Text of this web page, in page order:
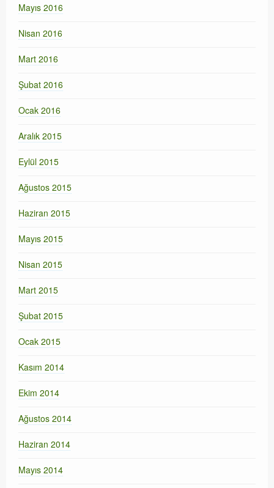
Mayıs 2016
Nisan 2016
Mart 2016
Şubat 2016
Ocak 2016
Aralık 2015
Eylül 2015
Ağustos 2015
Haziran 2015
Mayıs 2015
Nisan 2015
Mart 2015
Şubat 2015
Ocak 2015
Kasım 2014
Ekim 2014
Ağustos 2014
Haziran 2014
Mayıs 2014